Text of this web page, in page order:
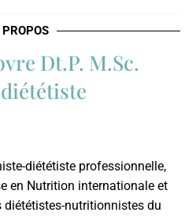
Dt.P. M.Sc.
diététiste professionnelle,
en Nutrition internationale et
diététistes-nutritionnistes du